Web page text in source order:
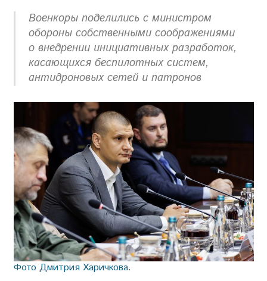
Военкоры поделились с министром
обороны собственными соображениями
о внедрении инициативных разработок,
касающихся беспилотных систем,
антидроновых сетей и патронов
Фото Дмитрия Харичкова.